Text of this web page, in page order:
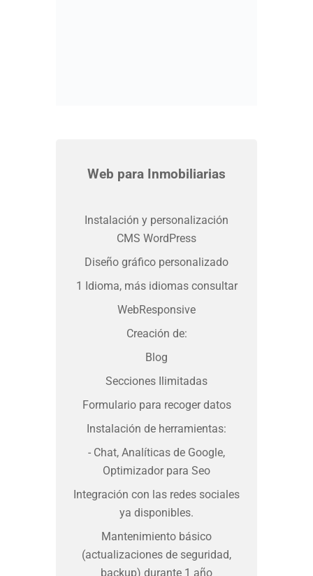
Web para Inmobiliarias
Instalación y personalización
CMS WordPress
Diseño gráfico personalizado
1 Idioma, más idiomas consultar
WebResponsive
Creación de:
Blog
Secciones Ilimitadas
Formulario para recoger datos
Instalación de herramientas:
- Chat, Analíticas de Google,
Optimizador para Seo
Integración con las redes sociales
ya disponibles.
Mantenimiento básico
(actualizaciones de seguridad,
backup) durante 1 año